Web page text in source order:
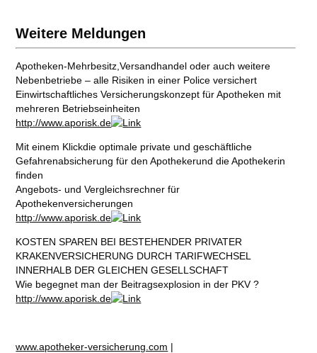
Weitere Meldungen
Apotheken-Mehrbesitz,Versandhandel oder auch weitere
Nebenbetriebe – alle Risiken in einer Police versichert
Einwirtschaftliches Versicherungskonzept für Apotheken mit
mehreren Betriebseinheiten
http://www.aporisk.de
Mit einem Klickdie optimale private und geschäftliche
Gefahrenabsicherung für den Apothekerund die Apothekerin
finden
Angebots- und Vergleichsrechner für
Apothekenversicherungen
http://www.aporisk.de
KOSTEN SPAREN BEI BESTEHENDER PRIVATER
KRAKENVERSICHERUNG DURCH TARIFWECHSEL
INNERHALB DER GLEICHEN GESELLSCHAFT
Wie begegnet man der Beitragsexplosion in der PKV ?
http://www.aporisk.de
www.apotheker-versicherung.com |